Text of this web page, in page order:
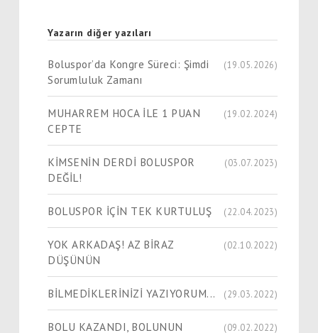
Yazarın diğer yazıları
Boluspor’da Kongre Süreci: Şimdi
Sorumluluk Zamanı
(19.05.2026)
MUHARREM HOCA İLE 1 PUAN
CEPTE
(19.02.2024)
KİMSENİN DERDİ BOLUSPOR
DEĞİL!
(03.07.2023)
BOLUSPOR İÇİN TEK KURTULUŞ (22.04.2023)
YOK ARKADAŞ! AZ BİRAZ
DÜŞÜNÜN
(02.10.2022)
BİLMEDİKLERİNİZİ YAZIYORUM... (29.03.2022)
BOLU KAZANDI, BOLUNUN
(09.02.2022)